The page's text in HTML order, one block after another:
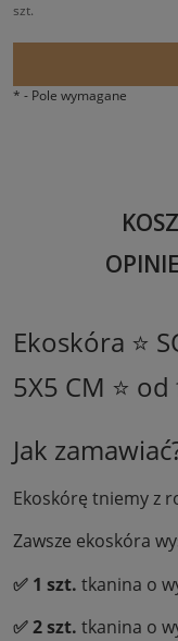
szt.
* - Pole wymagane
Ekoskóra ⭐
5X5 CM ⭐
Jak
Ekoskórę tniemy z
Zawsze ekoskóra
✅ 1 szt. tkanina o
✅ 2 szt. tkanina o